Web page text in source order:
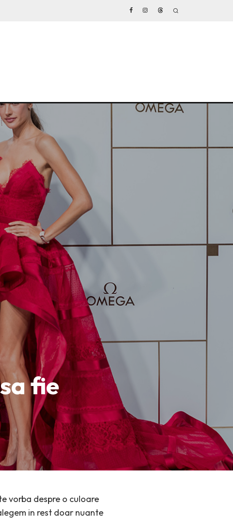
fie
vorba despre o culoare
in rest doar nuante